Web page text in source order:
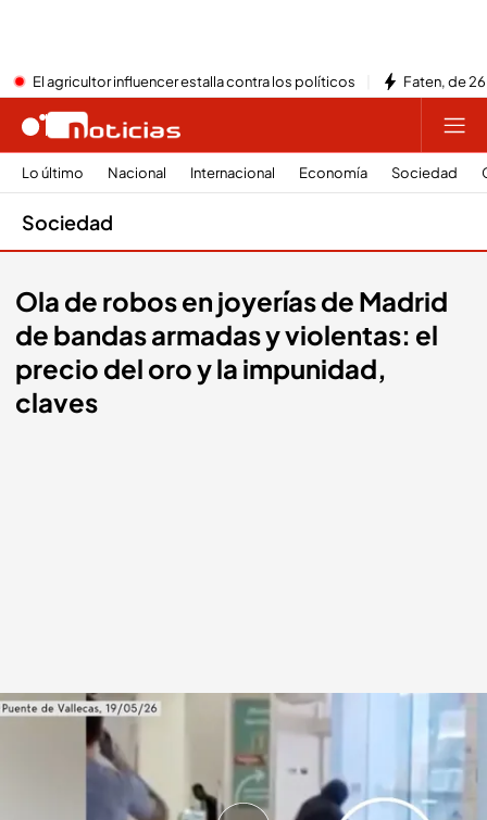
El agricultor influencer estalla contra los políticos Faten, de
Lo último Nacional Internacional Economía Sociedad
Sociedad
Ola de robos en joyerías de Madrid
de bandas armadas y violentas: el
precio del oro y la impunidad,
claves
Ola de robos en joyerías de Madrid de bandas armadas y violentas: el
precio del oro y la impunidad, claves
Cuatro
Sandra Mir
01 JUL 2026 - 17:26h.